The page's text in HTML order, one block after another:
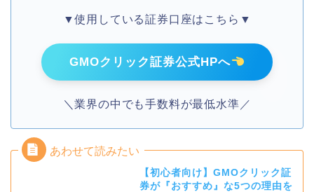
▼使用している証券口座はこちら▼
GMOクリック証券公式HPへ
＼業界の中でも手数料が最低水準／
【初心者向け】GMOクリック証
券が『おすすめ』な5つの理由を